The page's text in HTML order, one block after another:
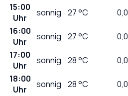
15:00
Uhr
sonnig 27°C 0,0
16:00
Uhr
sonnig 27°C 0,0
17:00
Uhr
sonnig 28°C 0,0
18:00
Uhr
sonnig 28°C 0,0